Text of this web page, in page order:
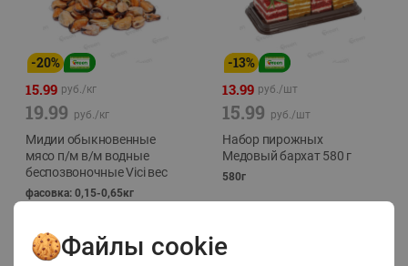
-20%
15.99 руб./кг
19.99 руб./кг
Мидии обыкновенные
мясо п/м в/м водные
беспозвоночные Vici вес
фасовка: 0,15-0,65кг
-13%
13.99 руб./шт
15.99 руб./шт
Набор пирожных
Медовый бархат 580 г
580г
Файлы cookie